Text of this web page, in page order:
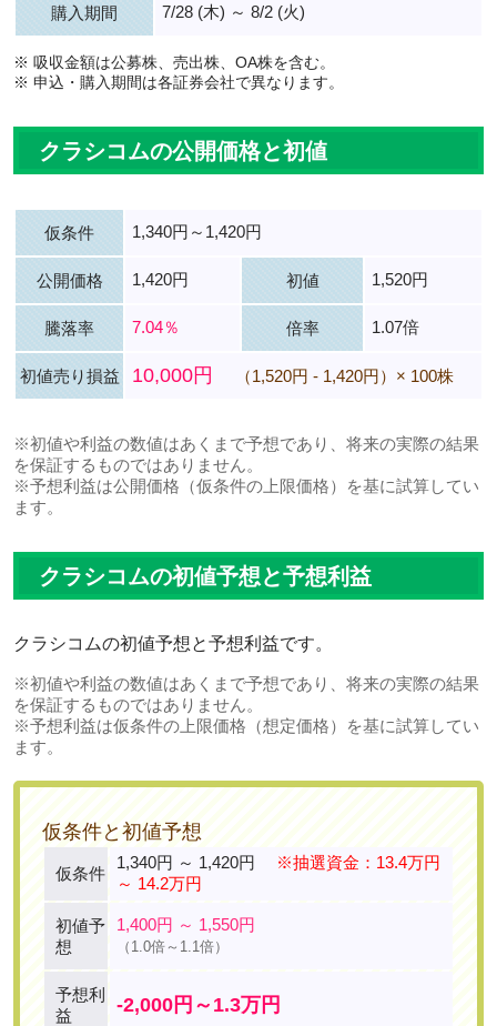
購入期間 7/28 (木) ～ 8/2 (火)
※ 吸収金額は公募株、売出株、OA株を含む。
※ 申込・購入期間は各証券会社で異なります。
クラシコムの公開価格と初値
仮条件 1,340円～1,420円
公開価格 1,420円 初値 1,520円
騰落率 7.04％ 倍率 1.07倍
初値売り損益 10,000円 （1,520円 - 1,420円）× 100株
※初値や利益の数値はあくまで予想であり、将来の実際の結果
を保証するものではありません。
※予想利益は公開価格（仮条件の上限価格）を基に試算してい
ます。
クラシコムの初値予想と予想利益
クラシコムの初値予想と予想利益です。
※初値や利益の数値はあくまで予想であり、将来の実際の結果
を保証するものではありません。
※予想利益は仮条件の上限価格（想定価格）を基に試算してい
ます。
仮条件と初値予想
仮条件
1,340円 ～ 1,420円
※抽選資金：13.4万円
～ 14.2万円
初値予
想
1,400円 ～ 1,550円
（1.0倍～1.1倍）
予想利
益
-2,000円～1.3万円